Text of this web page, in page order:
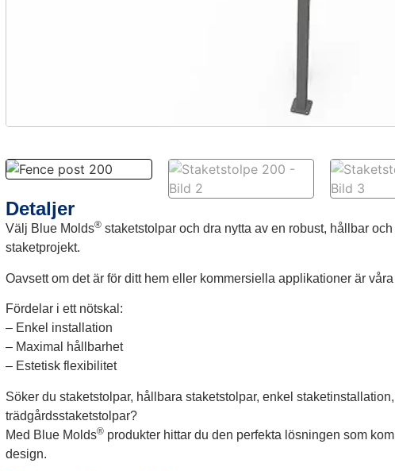
Detaljer
Välj Blue Molds® staketstolpar och dra nytta av en robust, hållbar
staketprojekt.
Oavsett om det är för ditt hem eller kommersiella applikationer är
Fördelar i ett nötskal:
– Enkel installation
– Maximal hållbarhet
– Estetisk flexibilitet
Söker du staketstolpar, hållbara staketstolpar, enkel
trädgårdsstaketstolpar?
Med Blue Molds® produkter hittar du den perfekta lösningen som
design.